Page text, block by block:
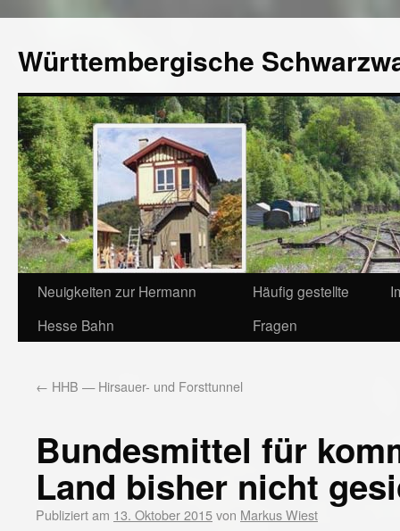
Württembergische
Neuigkeiten zur Hermann
Hesse Bahn
Häufig gestellte
Fragen
← HHB — Hirsauer- und Forsttunnel
Bundesmittel für
Land bisher nicht
Publiziert am 13. Oktober 2015von Markus Wiest